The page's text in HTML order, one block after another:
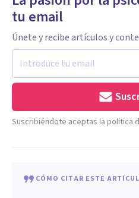
tu email
Únete y recibe artículos y
Suscribiéndote aceptas la política
CÓMO CITAR ESTE